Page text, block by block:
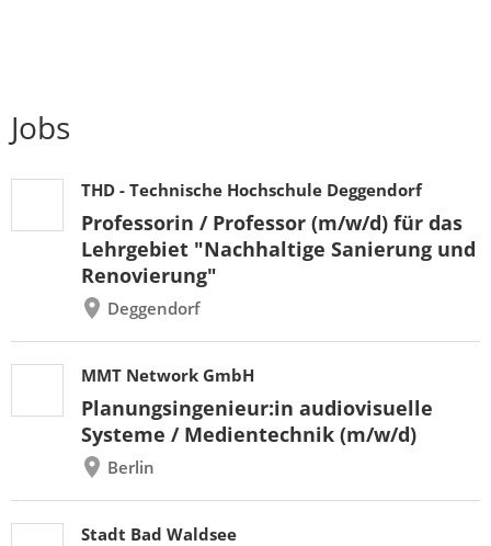
Jobs
THD - Technische Hochschule Deggendorf
Professorin / Professor (m/w/d) für das
Lehrgebiet "Nachhaltige Sanierung und
Renovierung"
Deggendorf
MMT Network GmbH
Planungsingenieur:in audiovisuelle
Systeme / Medientechnik (m/w/d)
Berlin
Stadt Bad Waldsee